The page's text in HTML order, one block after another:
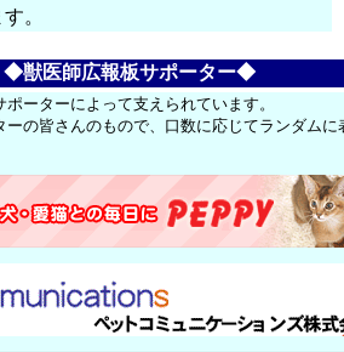
。
◆獣医師広報板サポーター◆
ーターによって支えられています。
ーの皆さんのもので、口数に応じてランダムに